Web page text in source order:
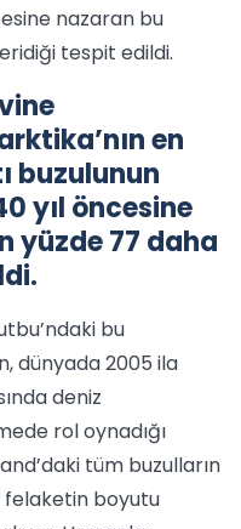
nazaran bu
tespit edildi.
en
buzulunun
yıl öncesine
yüzde 77 daha
bu
dünyada 2005 ila
deniz
rol oynadığı
tüm buzulların
felaketin boyutu